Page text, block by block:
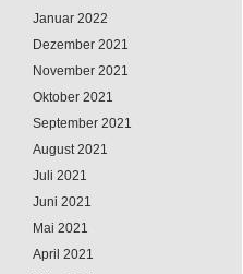
Januar 2022
Dezember 2021
November 2021
Oktober 2021
September 2021
August 2021
Juli 2021
Juni 2021
Mai 2021
April 2021